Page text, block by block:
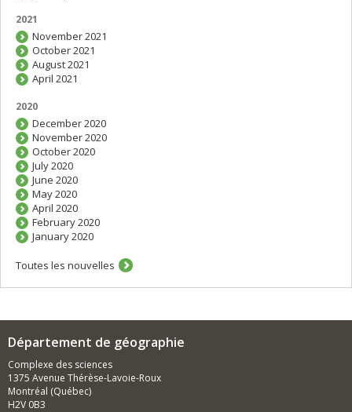
2021
November 2021
October 2021
August 2021
April 2021
2020
December 2020
November 2020
October 2020
July 2020
June 2020
May 2020
April 2020
February 2020
January 2020
Toutes les nouvelles
Département de géographie
Complexe des sciences
1375 Avenue Thérèse-Lavoie-Roux
Montréal (Québec)
H2V 0B3